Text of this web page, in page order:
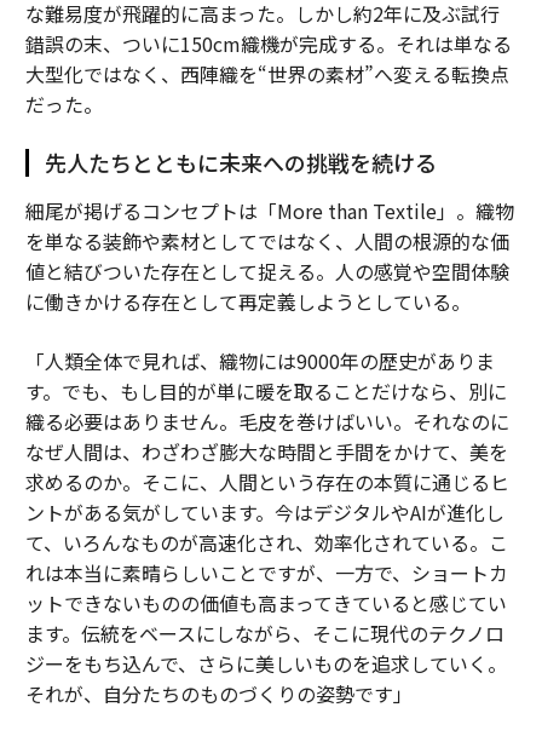
な難易度が飛躍的に高まった。しかし約2年に及ぶ試行
錯誤の末、ついに150cm織機が完成する。それは単なる
大型化ではなく、西陣織を“世界の素材”へ変える転換点
だった。
先人たちとともに未来への挑戦を続ける
細尾が掲げるコンセプトは「More than Textile」。織物
を単なる装飾や素材としてではなく、人間の根源的な価
値と結びついた存在として捉える。人の感覚や空間体験
に働きかける存在として再定義しようとしている。
「人類全体で見れば、織物には9000年の歴史がありま
す。でも、もし目的が単に暖を取ることだけなら、別に
織る必要はありません。毛皮を巻けばいい。それなのに
なぜ人間は、わざわざ膨大な時間と手間をかけて、美を
求めるのか。そこに、人間という存在の本質に通じるヒ
ントがある気がしています。今はデジタルやAIが進化し
て、いろんなものが高速化され、効率化されている。こ
れは本当に素晴らしいことですが、一方で、ショートカ
ットできないものの価値も高まってきていると感じてい
ます。伝統をベースにしながら、そこに現代のテクノロ
ジーをもち込んで、さらに美しいものを追求していく。
それが、自分たちのものづくりの姿勢です」